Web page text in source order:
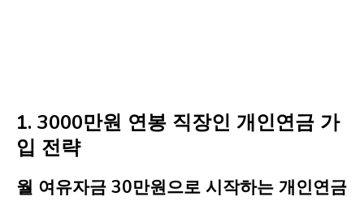
1. 3000만원 연봉 직장인 개인연금 가
입 전략
월 여유자금 30만원으로 시작하는 개인연금